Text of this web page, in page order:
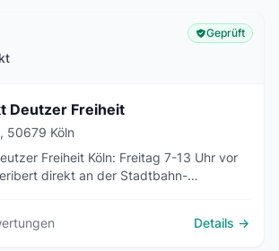
Geprüft
Deutzer Freiheit
50679 Köln
Freiheit Köln: Freitag 7-13 Uhr vor
direkt an der Stadtbahn-
Details →